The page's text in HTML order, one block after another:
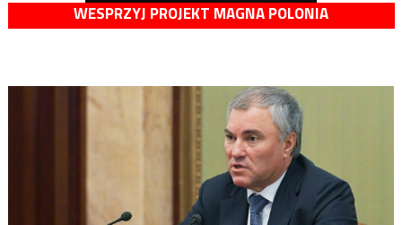
WESPRZYJ PROJEKT MAGNA POLONIA